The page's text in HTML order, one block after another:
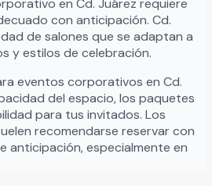
con anticipación. Cd.
de salones que se adaptan a
y estilos de celebración.
eventos corporativos en Cd.
del espacio, los paquetes
para tus invitados. Los
recomendarse reservar con
anticipación, especialmente en